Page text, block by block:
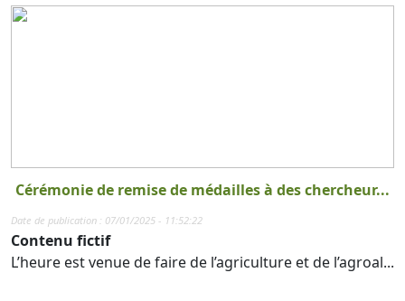
Cérémonie de remise de médailles à des chercheur...
Date de publication : 07/01/2025 - 11:52:22
Contenu fictif
L’heure est venue de faire de l’agriculture et de l’agroal...